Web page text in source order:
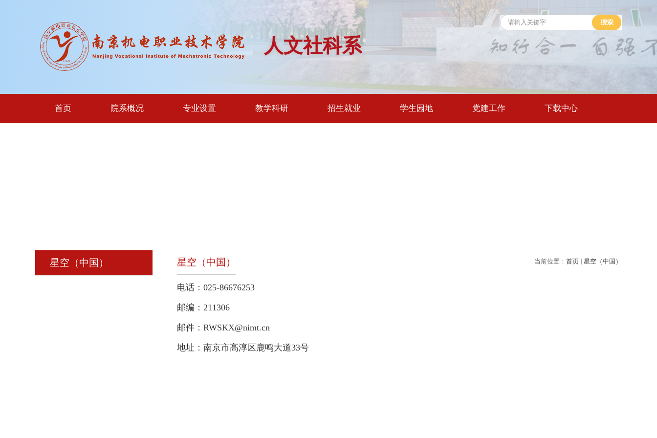
人文社科系
首页 院系概况 专业设置 教学科研 招生就业 学生园地 党建工作 下载中心
星空（中国） 当前位置： 首页 星空（中国）
星空（中国）
电话：025-86676253
邮编：211306
邮件：RWSKX@nimt.cn
地址：南京市高淳区鹿鸣大道33号